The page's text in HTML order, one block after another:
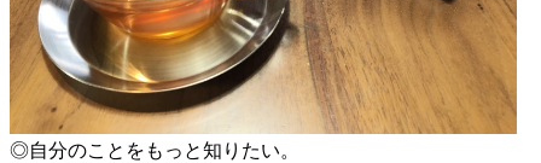
◎自分のことをもっと知りたい。